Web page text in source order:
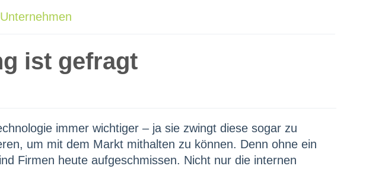
ist gefragt
immer wichtiger – ja sie zwingt diese sogar zu
um mit dem Markt mithalten zu können. Denn ohne ein
Firmen heute aufgeschmissen. Nicht nur die internen